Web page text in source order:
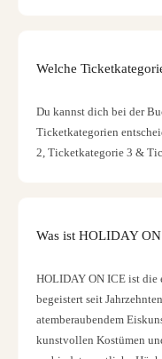
Welche
Du kannst dich bei der
Ticketkategorien
2, Ticketkategorie 3 &
Was ist HOLIDAY
HOLIDAY ON ICE ist die
begeistert seit
atemberaubendem
kunstvollen Kostümen